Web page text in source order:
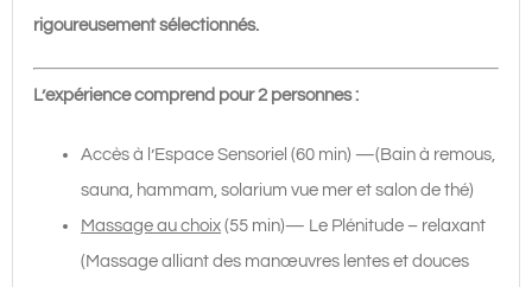
rigoureusement sélectionnés.
L’expérience comprend pour 2 personnes :
Accès à l’Espace Sensoriel (60 min) —(Bain à remous,
sauna, hammam, solarium vue mer et salon de thé)
Massage au choix (55 min)— Le Plénitude – relaxant
(Massage alliant des manœuvres lentes et douces